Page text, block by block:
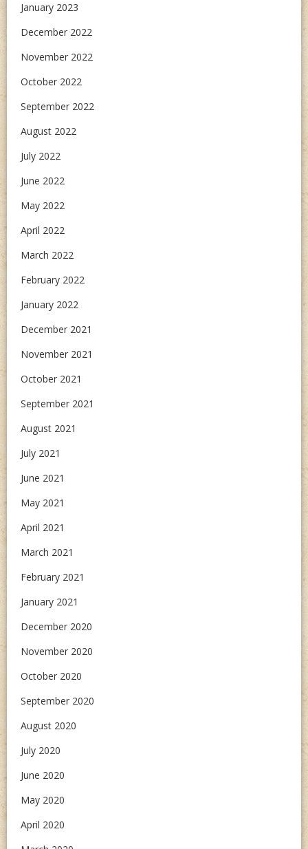
January 2023
December 2022
November 2022
October 2022
September 2022
August 2022
July 2022
June 2022
May 2022
April 2022
March 2022
February 2022
January 2022
December 2021
November 2021
October 2021
September 2021
August 2021
July 2021
June 2021
May 2021
April 2021
March 2021
February 2021
January 2021
December 2020
November 2020
October 2020
September 2020
August 2020
July 2020
June 2020
May 2020
April 2020